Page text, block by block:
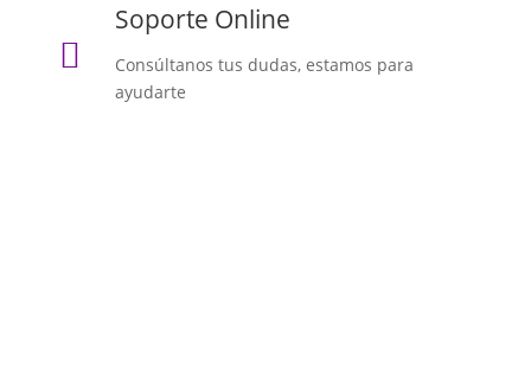

Soporte Online
Consúltanos tus dudas, estamos para
ayudarte